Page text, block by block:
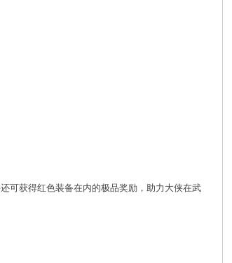
可获得红色装备在内的极品奖励，助力大侠在武